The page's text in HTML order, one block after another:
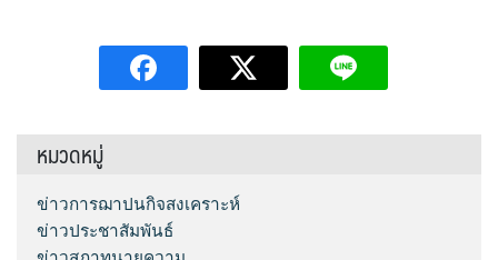
หมวดหมู่
ข่าวการฌาปนกิจสงเคราะห์
ข่าวประชาสัมพันธ์